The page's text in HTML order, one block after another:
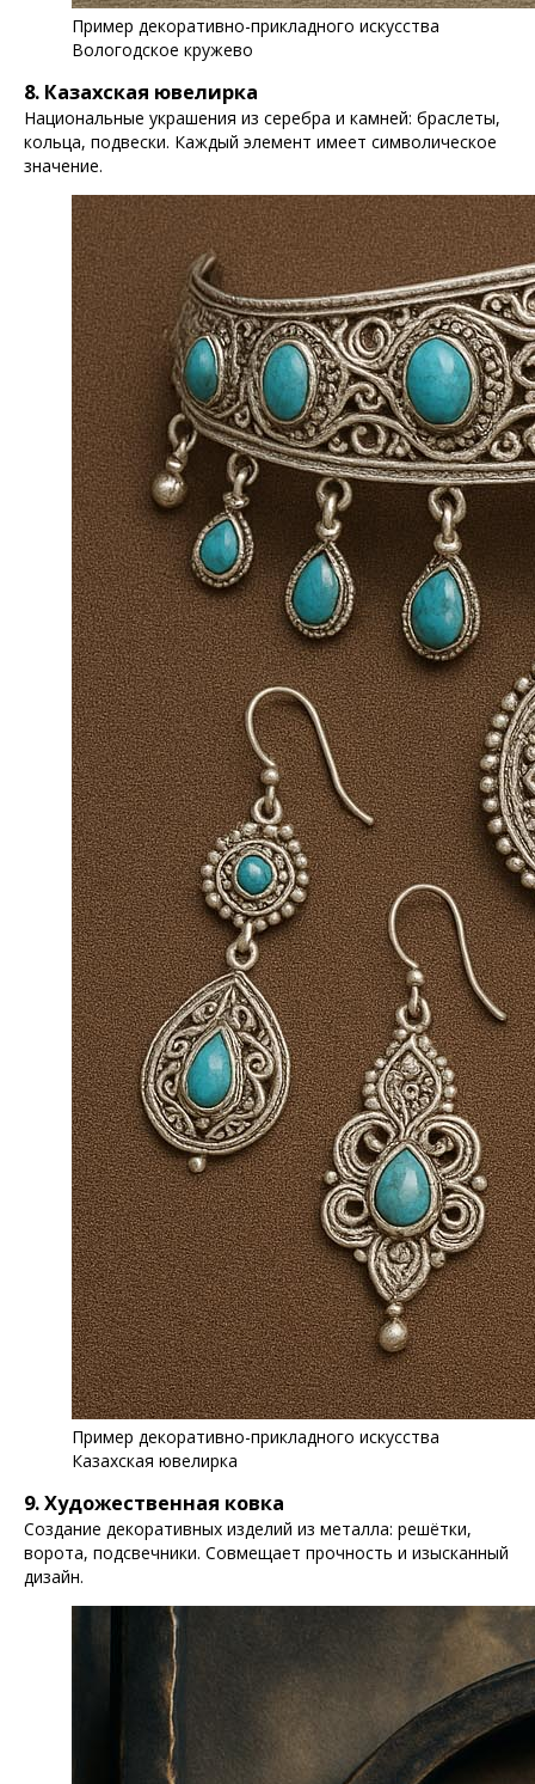
Пример декоративно-прикладного искусства
Вологодское кружево
8. Казахская ювелирка
Национальные украшения из серебра и камней: браслеты,
кольца, подвески. Каждый элемент имеет символическое
значение.
Пример декоративно-прикладного искусства
Казахская ювелирка
9. Художественная ковка
Создание декоративных изделий из металла: решётки,
ворота, подсвечники. Совмещает прочность и изысканный
дизайн.